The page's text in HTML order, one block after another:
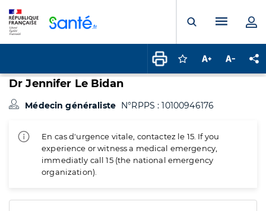
Ouvrir laMenu
Connectez-vous
Augmenter la
Dr Jennifer Le Bidan
Médecin généraliste N°RPPS : 10100946176
En cas d'urgence vitale, contactez le 15. If you
experience or witness a medical emergency,
immediatly call 15 (the national emergency
organization).